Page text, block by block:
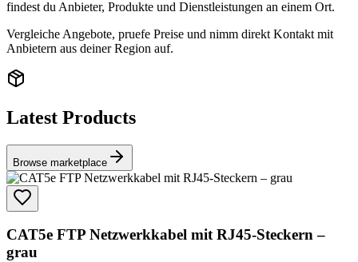
findest du Anbieter, Produkte und Dienstleistungen an einem Ort.
Vergleiche Angebote, pruefe Preise und nimm direkt Kontakt mit
Anbietern aus deiner Region auf.
Latest Products
Browse marketplace
CAT5e FTP Netzwerkkabel mit RJ45-Steckern –
grau